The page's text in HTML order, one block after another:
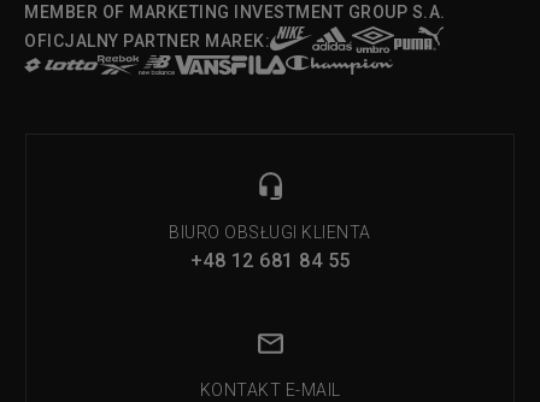
MEMBER OF MARKETING INVESTMENT GROUP S.A.
OFICJALNY PARTNER MAREK:
BIURO OBSŁUGI KLIENTA
+48 12 681 84 55
KONTAKT E-MAIL